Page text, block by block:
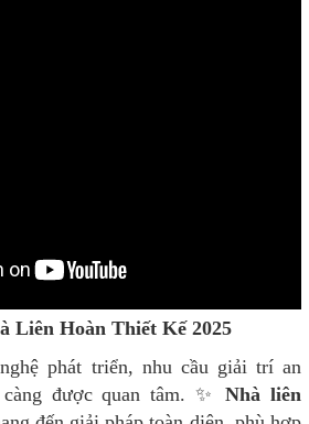
Liên Hoàn Thiết Kế 2025
phát triển, nhu cầu giải trí an
càng được quan tâm. ✨Nhà liên